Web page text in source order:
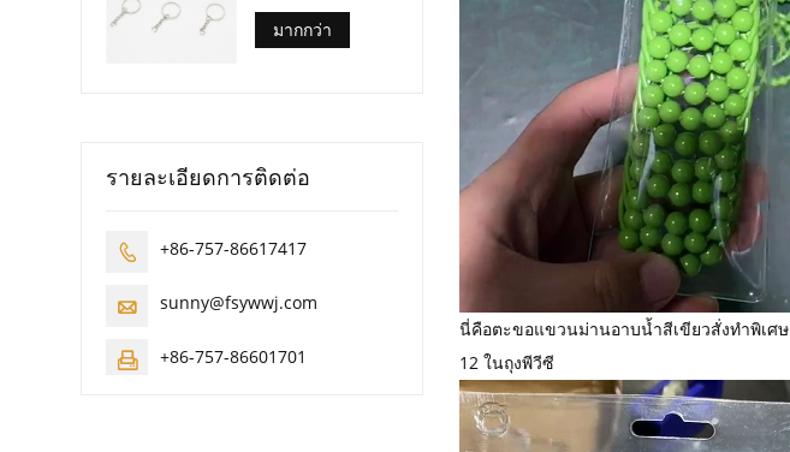
นี่คือตะขอแขวนม่านอาบน้ำสีเขียวสั่งทำพิเศษ
12 ในถุงพีวีซี
มากกว่า
รายละเอียดการติดต่อ
 +86-757-86617417
 sunny@fsywwj.com
 +86-757-86601701